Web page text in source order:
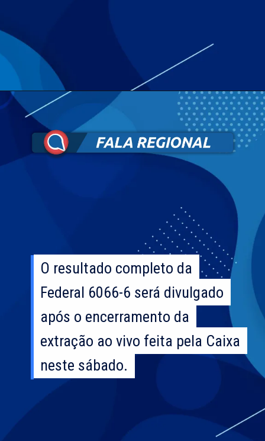
O resultado completo da
Federal 6066-6 será divulgado
após o encerramento da
extração ao vivo feita pela Caixa
neste sábado.
O resultado completo da
Federal 6066-6 será divulgado
após o encerramento da
extração ao vivo feita pela Caixa
neste sábado.